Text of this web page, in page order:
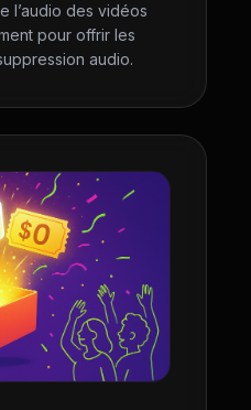
l’audio des vidéos
pour offrir les
audio.